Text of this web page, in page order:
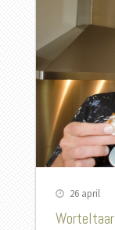
26 april